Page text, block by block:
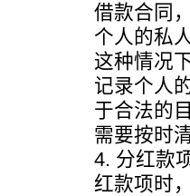
借款合同
个人的私
这种情况
记录个人
于合法的
需要按时
4. 分红款
红款项时